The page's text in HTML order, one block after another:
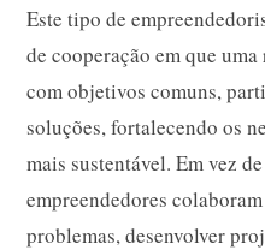
Este tipo de
de cooperação em que
com objetivos comuns,
soluções, fortalecendo os
mais sustentável. Em vez
empreendedores
problemas, desenvolver